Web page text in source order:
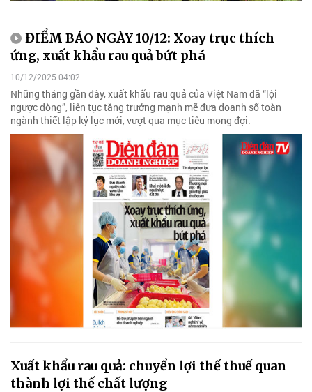
ĐIỂM BÁO NGÀY 10/12: Xoay trục thích
ứng, xuất khẩu rau quả bứt phá
10/12/2025 04:02
Những tháng gần đây, xuất khẩu rau quả của Việt Nam đã “lội
ngược dòng”, liên tục tăng trưởng mạnh mẽ đưa doanh số toàn
ngành thiết lập kỷ lục mới, vượt qua mục tiêu mong đợi.
Xuất khẩu rau quả: chuyển lợi thế thuế quan
thành lợi thế chất lượng